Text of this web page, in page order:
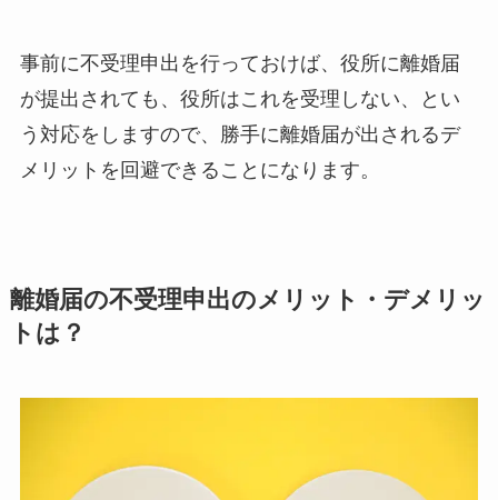
事前に不受理申出を行っておけば、役所に離婚届
が提出されても、役所はこれを受理しない、とい
う対応をしますので、勝手に離婚届が出されるデ
メリットを回避できることになります。
離婚届の不受理申出のメリット・デメリッ
トは？